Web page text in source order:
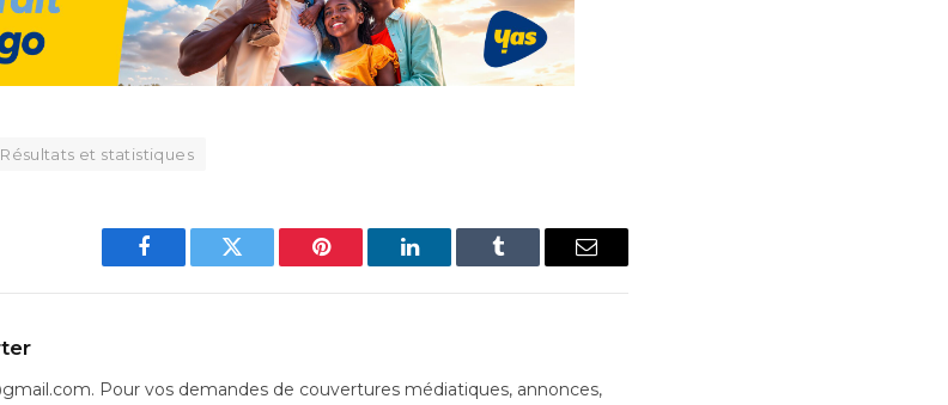
Résultats et statistiques
Facebook Twitter Pinterest LinkedIn Tumblr Email
Pour vos demandes de couvertures médiatiques, annonces,